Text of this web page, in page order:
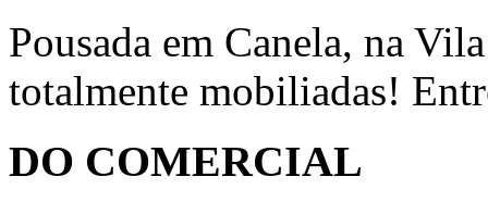
Pousada em Canela, na
totalmente mobiliadas!
DO COMERCIAL